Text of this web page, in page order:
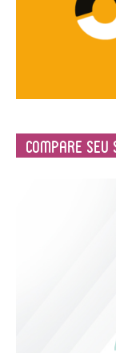
Compare Seu